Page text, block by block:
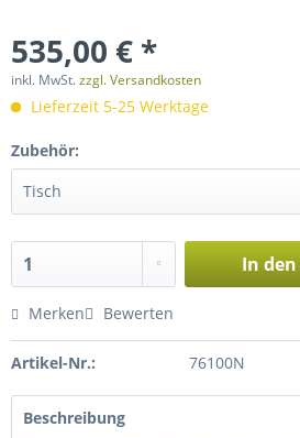
535,00 € *
inkl. MwSt.zzgl. Versandkosten
Lieferzeit 5-25 Werktage
Zubehör:
In den
Merken Bewerten
Artikel-Nr.: 76100N
Beschreibung